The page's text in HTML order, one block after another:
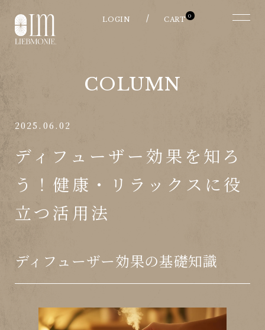
0
COLUMN
2025.06.02
ディフューザー効果を知ろ
う！健康・リラックスに役
立つ活用法
ディフューザー効果の基礎知識